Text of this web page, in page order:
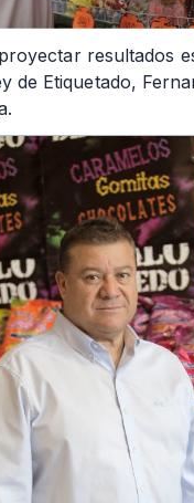
resultados
de Etiquetado,